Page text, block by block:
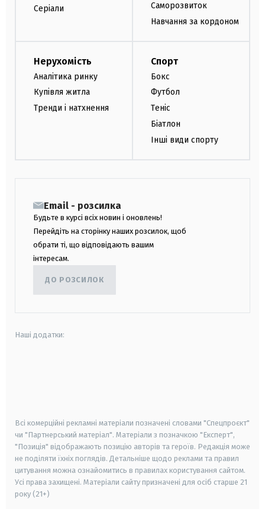
Серіали
Саморозвиток
Навчання за кордоном
Нерухомість
Аналітика ринку
Купівля житла
Тренди і натхнення
Спорт
Бокс
Футбол
Теніс
Біатлон
Інші види спорту
Email - розсилка
Будьте в курсі всіх новин і оновлень!
Перейдіть на сторінку наших розсилок, щоб
обрати ті, що відповідають вашим
інтересам.
ДО РОЗСИЛОК
Наші додатки:
Всі комерційні рекламні матеріали позначені словами "Спецпроєкт"
чи "Партнерський матеріал". Матеріали з позначкою "Експерт",
"Позиція" відображають позицію авторів та героїв. Редакція може
не поділяти їхніх поглядів. Детальніше щодо реклами та правил
цитування можна ознайомитись в правилах користування сайтом.
Усі права захищені. Матеріали сайту призначені для осіб старше 21
року (21+)